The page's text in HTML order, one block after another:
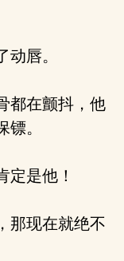
唇。
都在颤抖，他
。
是他！
那现在就绝不